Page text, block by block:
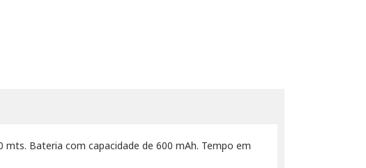
Bateria com capacidade de 600 mAh. Tempo em